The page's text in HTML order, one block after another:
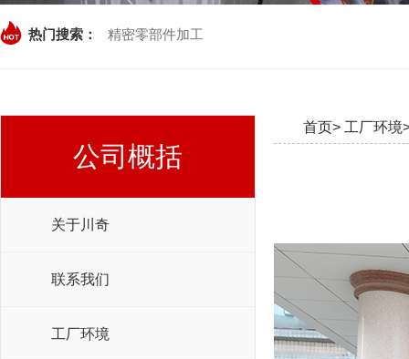
热门搜索： 精密零部件加工
公司概括
关于川奇
联系我们
工厂环境
首页> 工厂环境